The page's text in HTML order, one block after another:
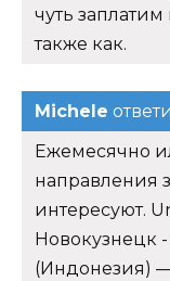
чуть
также как.
Michele
Ежемесячно
направления
интересуют.
Новокузнецк
(Индонезия)